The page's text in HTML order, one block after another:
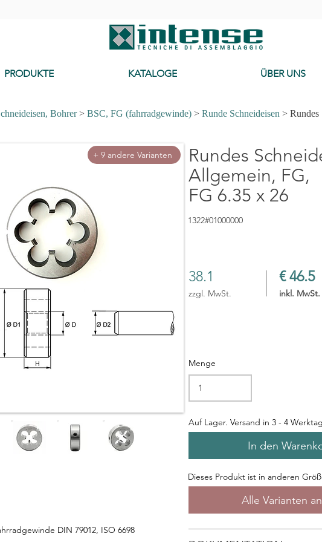
PRODUKTE KATALOGE ÜBER UNS
Bohrer> BSC, FG (fahrradgewinde) > Runde Schneideisen > Rundes
+ 9 andere Varianten
DIN 79012, ISO 6698
Rundes
Allgemein, FG,
FG 6.35 x 26
1322#01000000
38.1 € 46.5
zzgl. MwSt. inkl. MwSt.
Menge
Auf Lager. Versand in 3 - 4
In den
Dieses Produkt ist in anderen
Alle Varianten